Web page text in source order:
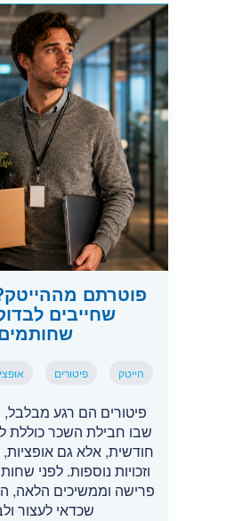
שחייבים
הייטק פיטורים
פיטורים הם רגע
שבו חבילת השכר כוללת
חודשית, אלא גם אופציות,
וזכויות נוספות. לפני
פרישה וממשיכים הלאה,
שכדאי לעצור